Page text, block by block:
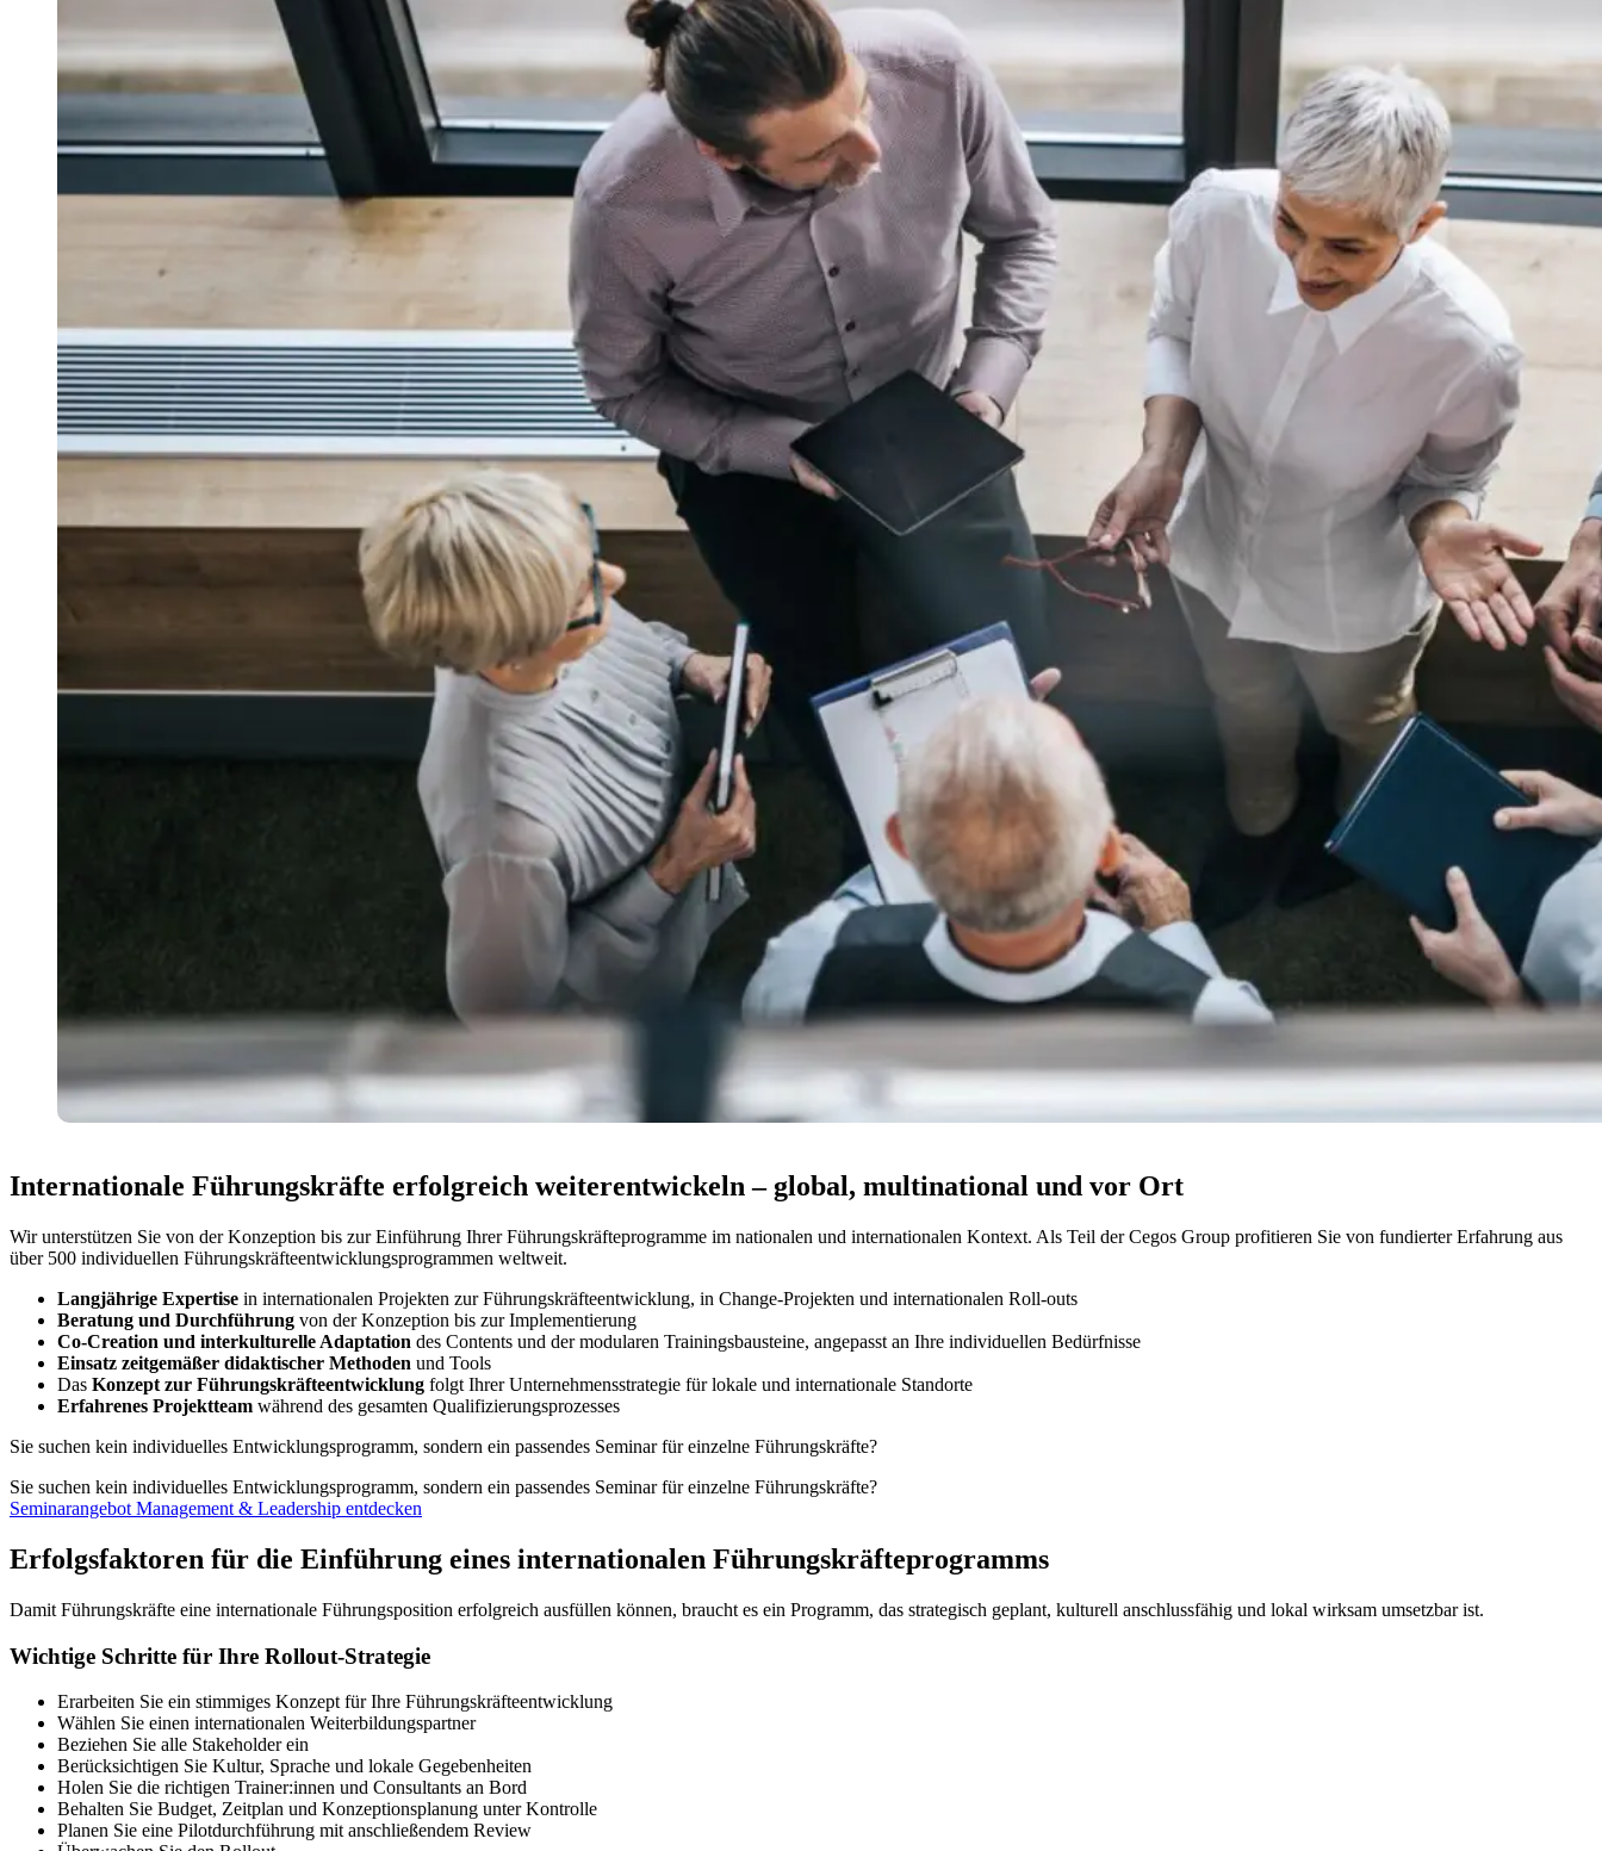
Internationale Führungskräfte erfolgreich weiterentwickeln – global, multinational und vor Ort
Wir unterstützen Sie von der Konzeption bis zur Einführung Ihrer Führungskräfteprogramme im nationalen und internationalen Kontext. Als Teil der Cegos Group profitieren Sie von fundierter Erfahrung aus
über 500 individuellen Führungskräfteentwicklungsprogrammen weltweit.
Langjährige Expertise in internationalen Projekten zur Führungskräfteentwicklung, in Change-Projekten und internationalen Roll-outs
Beratung und Durchführung von der Konzeption bis zur Implementierung
Co-Creation und interkulturelle Adaptation des Contents und der modularen Trainingsbausteine, angepasst an Ihre individuellen Bedürfnisse
Einsatz zeitgemäßer didaktischer Methoden und Tools
Das Konzept zur Führungskräfteentwicklung folgt Ihrer Unternehmensstrategie für lokale und internationale Standorte
Erfahrenes Projektteam während des gesamten Qualifizierungsprozesses
Sie suchen kein individuelles Entwicklungsprogramm, sondern ein passendes Seminar für einzelne Führungskräfte?
Sie suchen kein individuelles Entwicklungsprogramm, sondern ein passendes Seminar für einzelne Führungskräfte?
Seminarangebot Management & Leadership entdecken
Erfolgsfaktoren für die Einführung eines internationalen Führungskräfteprogramms
Damit Führungskräfte eine internationale Führungsposition erfolgreich ausfüllen können, braucht es ein Programm, das strategisch geplant, kulturell anschlussfähig und lokal wirksam umsetzbar ist.
Wichtige Schritte für Ihre Rollout-Strategie
Erarbeiten Sie ein stimmiges Konzept für Ihre Führungskräfteentwicklung
Wählen Sie einen internationalen Weiterbildungspartner
Beziehen Sie alle Stakeholder ein
Berücksichtigen Sie Kultur, Sprache und lokale Gegebenheiten
Holen Sie die richtigen Trainer:innen und Consultants an Bord
Behalten Sie Budget, Zeitplan und Konzeptionsplanung unter Kontrolle
Planen Sie eine Pilotdurchführung mit anschließendem Review